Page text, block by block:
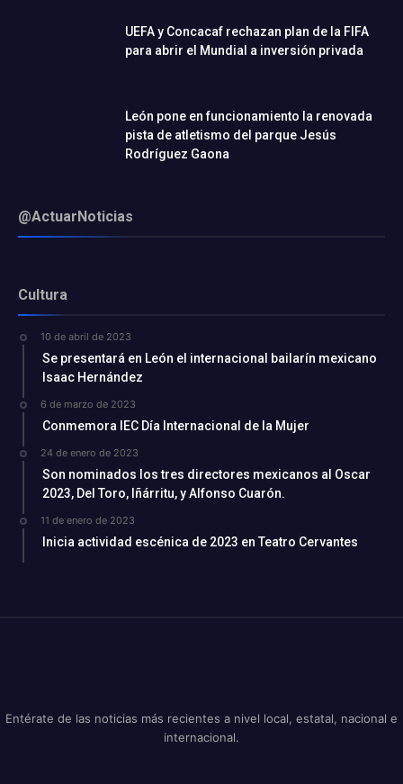
UEFA y Concacaf rechazan plan de la FIFA
para abrir el Mundial a inversión privada
León pone en funcionamiento la renovada
pista de atletismo del parque Jesús
Rodríguez Gaona
@ActuarNoticias
Cultura
10 de abril de 2023
Se presentará en León el internacional bailarín mexicano
Isaac Hernández
6 de marzo de 2023
Conmemora IEC Día Internacional de la Mujer
24 de enero de 2023
Son nominados los tres directores mexicanos al Oscar
2023, Del Toro, Iñárritu, y Alfonso Cuarón.
11 de enero de 2023
Inicia actividad escénica de 2023 en Teatro Cervantes
Entérate de las noticias más recientes a nivel local, estatal, nacional e
internacional.